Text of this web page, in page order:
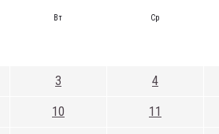
Вт Ср
3 4
10 11